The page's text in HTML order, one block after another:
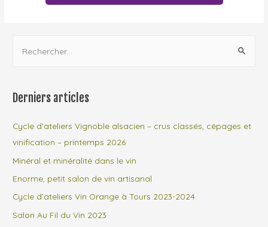
Derniers articles
Cycle d’ateliers Vignoble alsacien – crus classés, cépages et
vinification – printemps 2026
Minéral et minéralité dans le vin
Enorme, petit salon de vin artisanal
Cycle d’ateliers Vin Orange à Tours 2023-2024
Salon Au Fil du Vin 2023